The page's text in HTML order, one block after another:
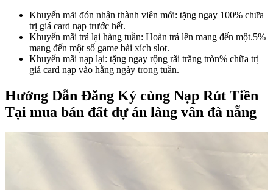
Khuyến mãi đón nhận thành viên mới: tặng ngay 100% chữa
trị giá card nạp trước hết.
Khuyến mãi trả lại hàng tuần: Hoàn trả lên mang đến một.5%
mang đến một số game bài xích slot.
Khuyến mãi nạp lại: tặng ngay rộng rãi trăng tròn% chữa trị
giá card nạp vào hằng ngày trong tuần.
Hướng Dẫn Đăng Ký cùng Nạp Rút Tiền
Tại mua bán đất dự án làng vân đà nẵng